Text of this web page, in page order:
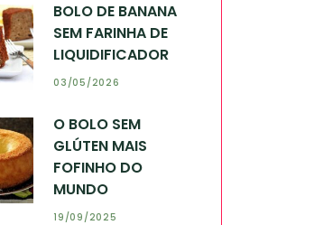
BOLO DE BANANA
SEM FARINHA DE
LIQUIDIFICADOR
03/05/2026
O BOLO SEM
GLÚTEN MAIS
FOFINHO DO
MUNDO
19/09/2025